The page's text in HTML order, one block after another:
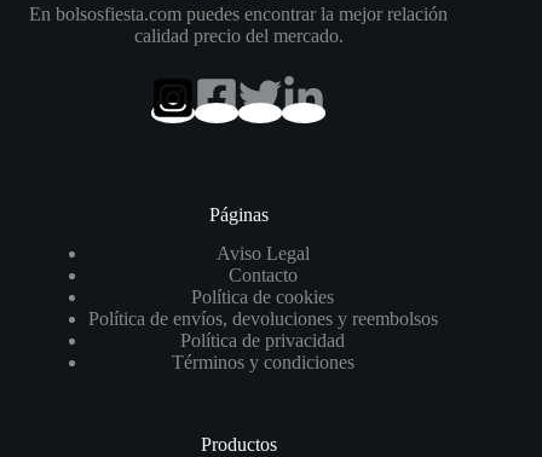
En bolsosfiesta.com puedes encontrar la mejor relación
calidad precio del mercado.
Páginas
Aviso Legal
Contacto
Política de cookies
Política de envíos, devoluciones y reembolsos
Política de privacidad
Términos y condiciones
Productos